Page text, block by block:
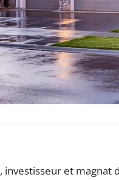
, investisseur et magnat